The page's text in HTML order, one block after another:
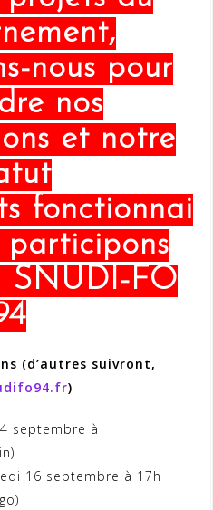
nous pour
nos
et notre
fonctionnai
participons
SNUDI-FO
(d’autres suivront,
)
septembre à
16 septembre à 17h